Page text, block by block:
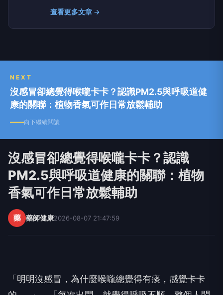
加內涵和深度，全身上下由內而外的散發自信美
麗!
查看更多文章 →
NEXT
沒感冒卻總覺得喉嚨卡卡？認識PM2.5與呼吸道健
康的關聯：植物香氣可作日常放鬆輔助
向下繼續閱讀
沒感冒卻總覺得喉嚨卡卡？認識
PM2.5與呼吸道健康的關聯：植物
香氣可作日常放鬆輔助
藥 藥師健康2026-08-07 21:47:59
「明明沒感冒，為什麼喉嚨總覺得有痰，感覺卡卡